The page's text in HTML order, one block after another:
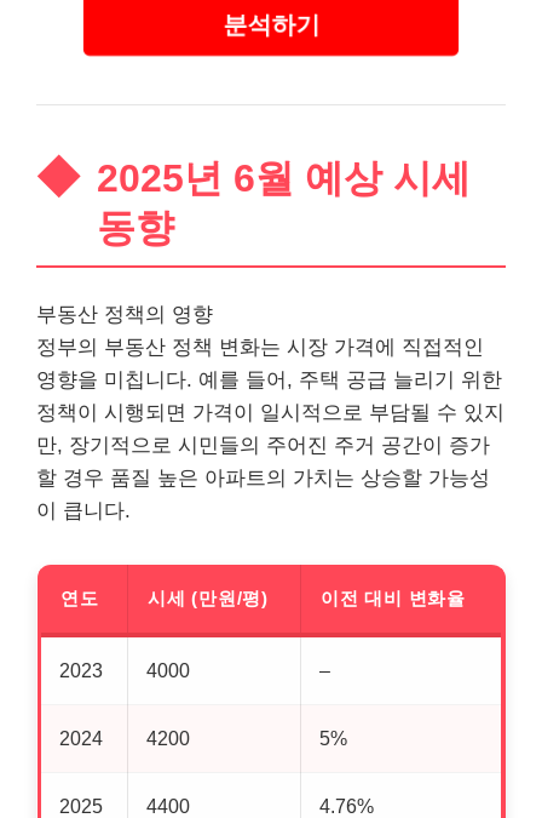
분석하기
2025년 6월 예상 시세
동향
부동산 정책의 영향
정부의 부동산 정책 변화는 시장 가격에 직접적인
영향을 미칩니다. 예를 들어, 주택 공급 늘리기 위한
정책이 시행되면 가격이 일시적으로 부담될 수 있지
만, 장기적으로 시민들의 주어진 주거 공간이 증가
할 경우 품질 높은 아파트의 가치는 상승할 가능성
이 큽니다.
연도 시세 (만원/평) 이전 대비 변화율
2023 4000 –
2024 4200 5%
2025 4400 4.76%